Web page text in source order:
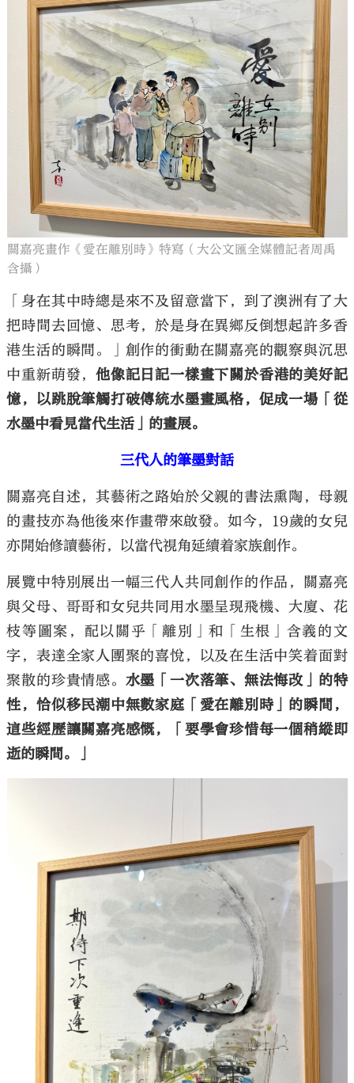
關嘉亮畫作《愛在離別時》特寫（大公文匯全媒體記者周禹
含攝）
「身在其中時總是來不及留意當下，到了澳洲有了大
把時間去回憶、思考，於是身在異鄉反倒想起許多香
港生活的瞬間。」創作的衝動在關嘉亮的觀察與沉思
中重新萌發，他像記日記一樣畫下關於香港的美好記
憶，以跳脫筆觸打破傳統水墨畫風格，促成一場「從
水墨中看見當代生活」的畫展。
三代人的筆墨對話
關嘉亮自述，其藝術之路始於父親的書法熏陶，母親
的畫技亦為他後來作畫帶來啟發。如今， 19歲的女兒
亦開始修讀藝術，以當代視角延續着家族創作。
展覽中特別展出一幅三代人共同創作的作品，關嘉亮
與父母、哥哥和女兒共同用水墨呈現飛機、大廈、花
枝等圖案，配以關乎「離別」和「生根」含義的文
字，表達全家人團聚的喜悅，以及在生活中笑着面對
聚散的珍貴情感。 水墨「一次落筆、無法悔改」的特
性，恰似移民潮中無數家庭「愛在離別時」的瞬間，
這些經歷讓關嘉亮感慨，「要學會珍惜每一個稍縱即
逝的瞬間。」